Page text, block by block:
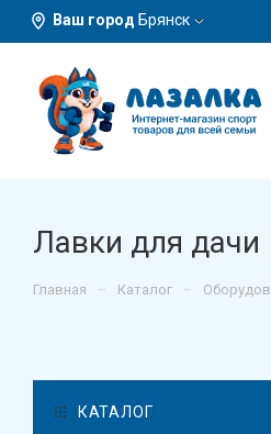
Ваш город Брянск
Лавки для дачи
Главная – Каталог –
КАТАЛОГ